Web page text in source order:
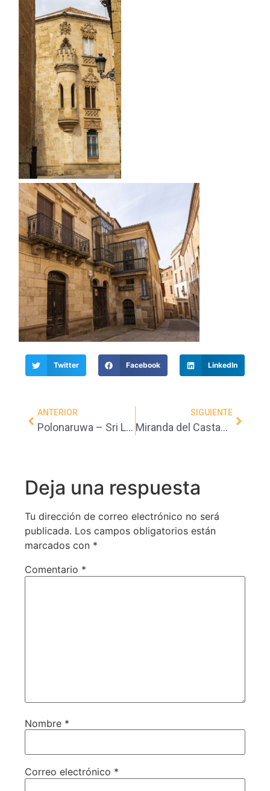
Twitter Facebook LinkedIn
ANTERIOR
Polonaruwa – Sri Lanka
SIGUIENTE
Miranda del Castañar (Salamanca)
Deja una respuesta
Tu dirección de correo electrónico no será
publicada. Los campos obligatorios están
marcados con *
Comentario *
Nombre *
Correo electrónico *